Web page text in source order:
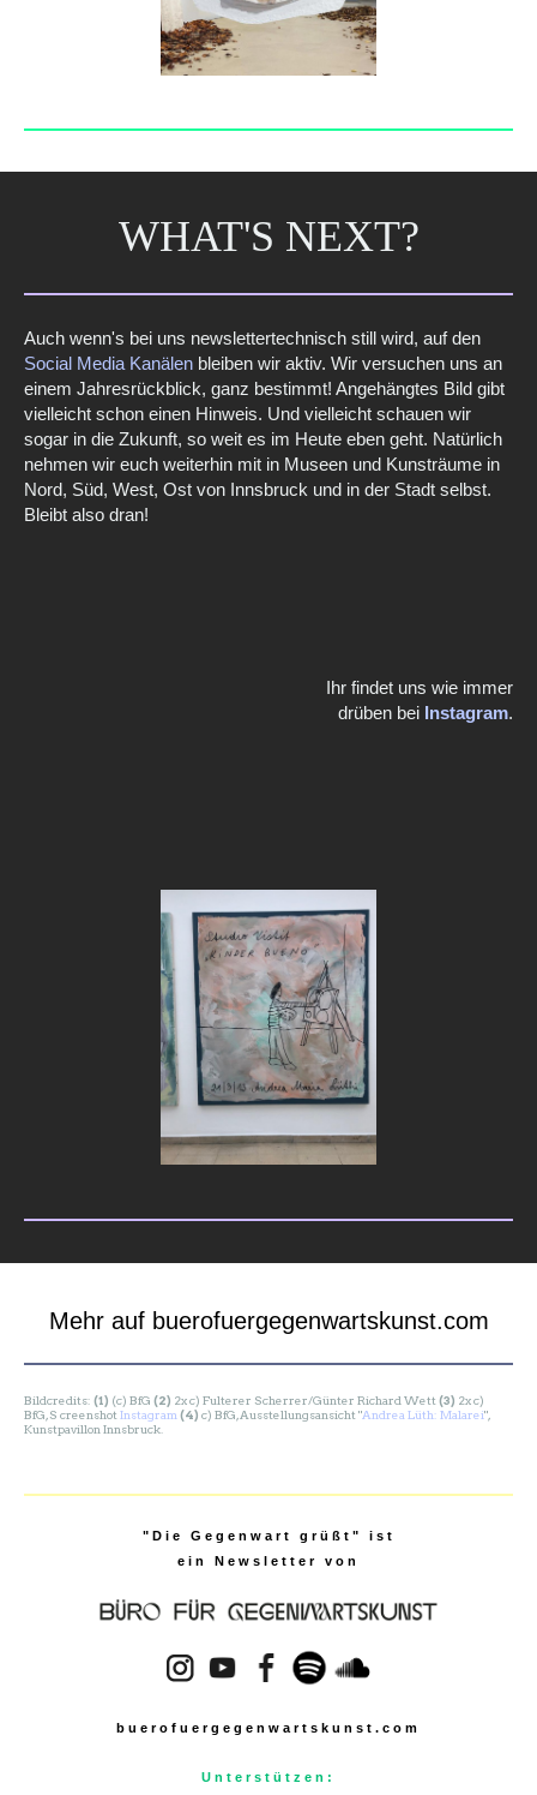
WHAT'S NEXT?
Auch wenn's bei uns newslettertechnisch still wird, auf den
Social Media Kanälen bleiben wir aktiv. Wir versuchen uns an
einem Jahresrückblick, ganz bestimmt! Angehängtes Bild gibt
vielleicht schon einen Hinweis. Und vielleicht schauen wir
sogar in die Zukunft, so weit es im Heute eben geht. Natürlich
nehmen wir euch weiterhin mit in Museen und Kunsträume in
Nord, Süd, West, Ost von Innsbruck und in der Stadt selbst.
Bleibt also dran!
Ihr findet uns wie immer
drüben bei Instagram.
Mehr auf buerofuergegenwartskunst.com
Bildcredits: (1) (c) BfG (2) 2x c) Fulterer Scherrer/Günter Richard Wett (3) 2x c)
BfG,S creenshot Instagram (4) c) BfG, Ausstellungsansicht "Andrea Lüth: Malarei",
Kunstpavillon Innsbruck.
"Die Gegenwart grüßt" ist
ein Newsletter von
buerofuergegenwartskunst.com
Unterstützen: